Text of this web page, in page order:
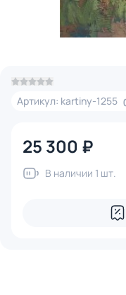
Артикул: kartiny-1255
25 300 ₽
В наличии 1 шт.